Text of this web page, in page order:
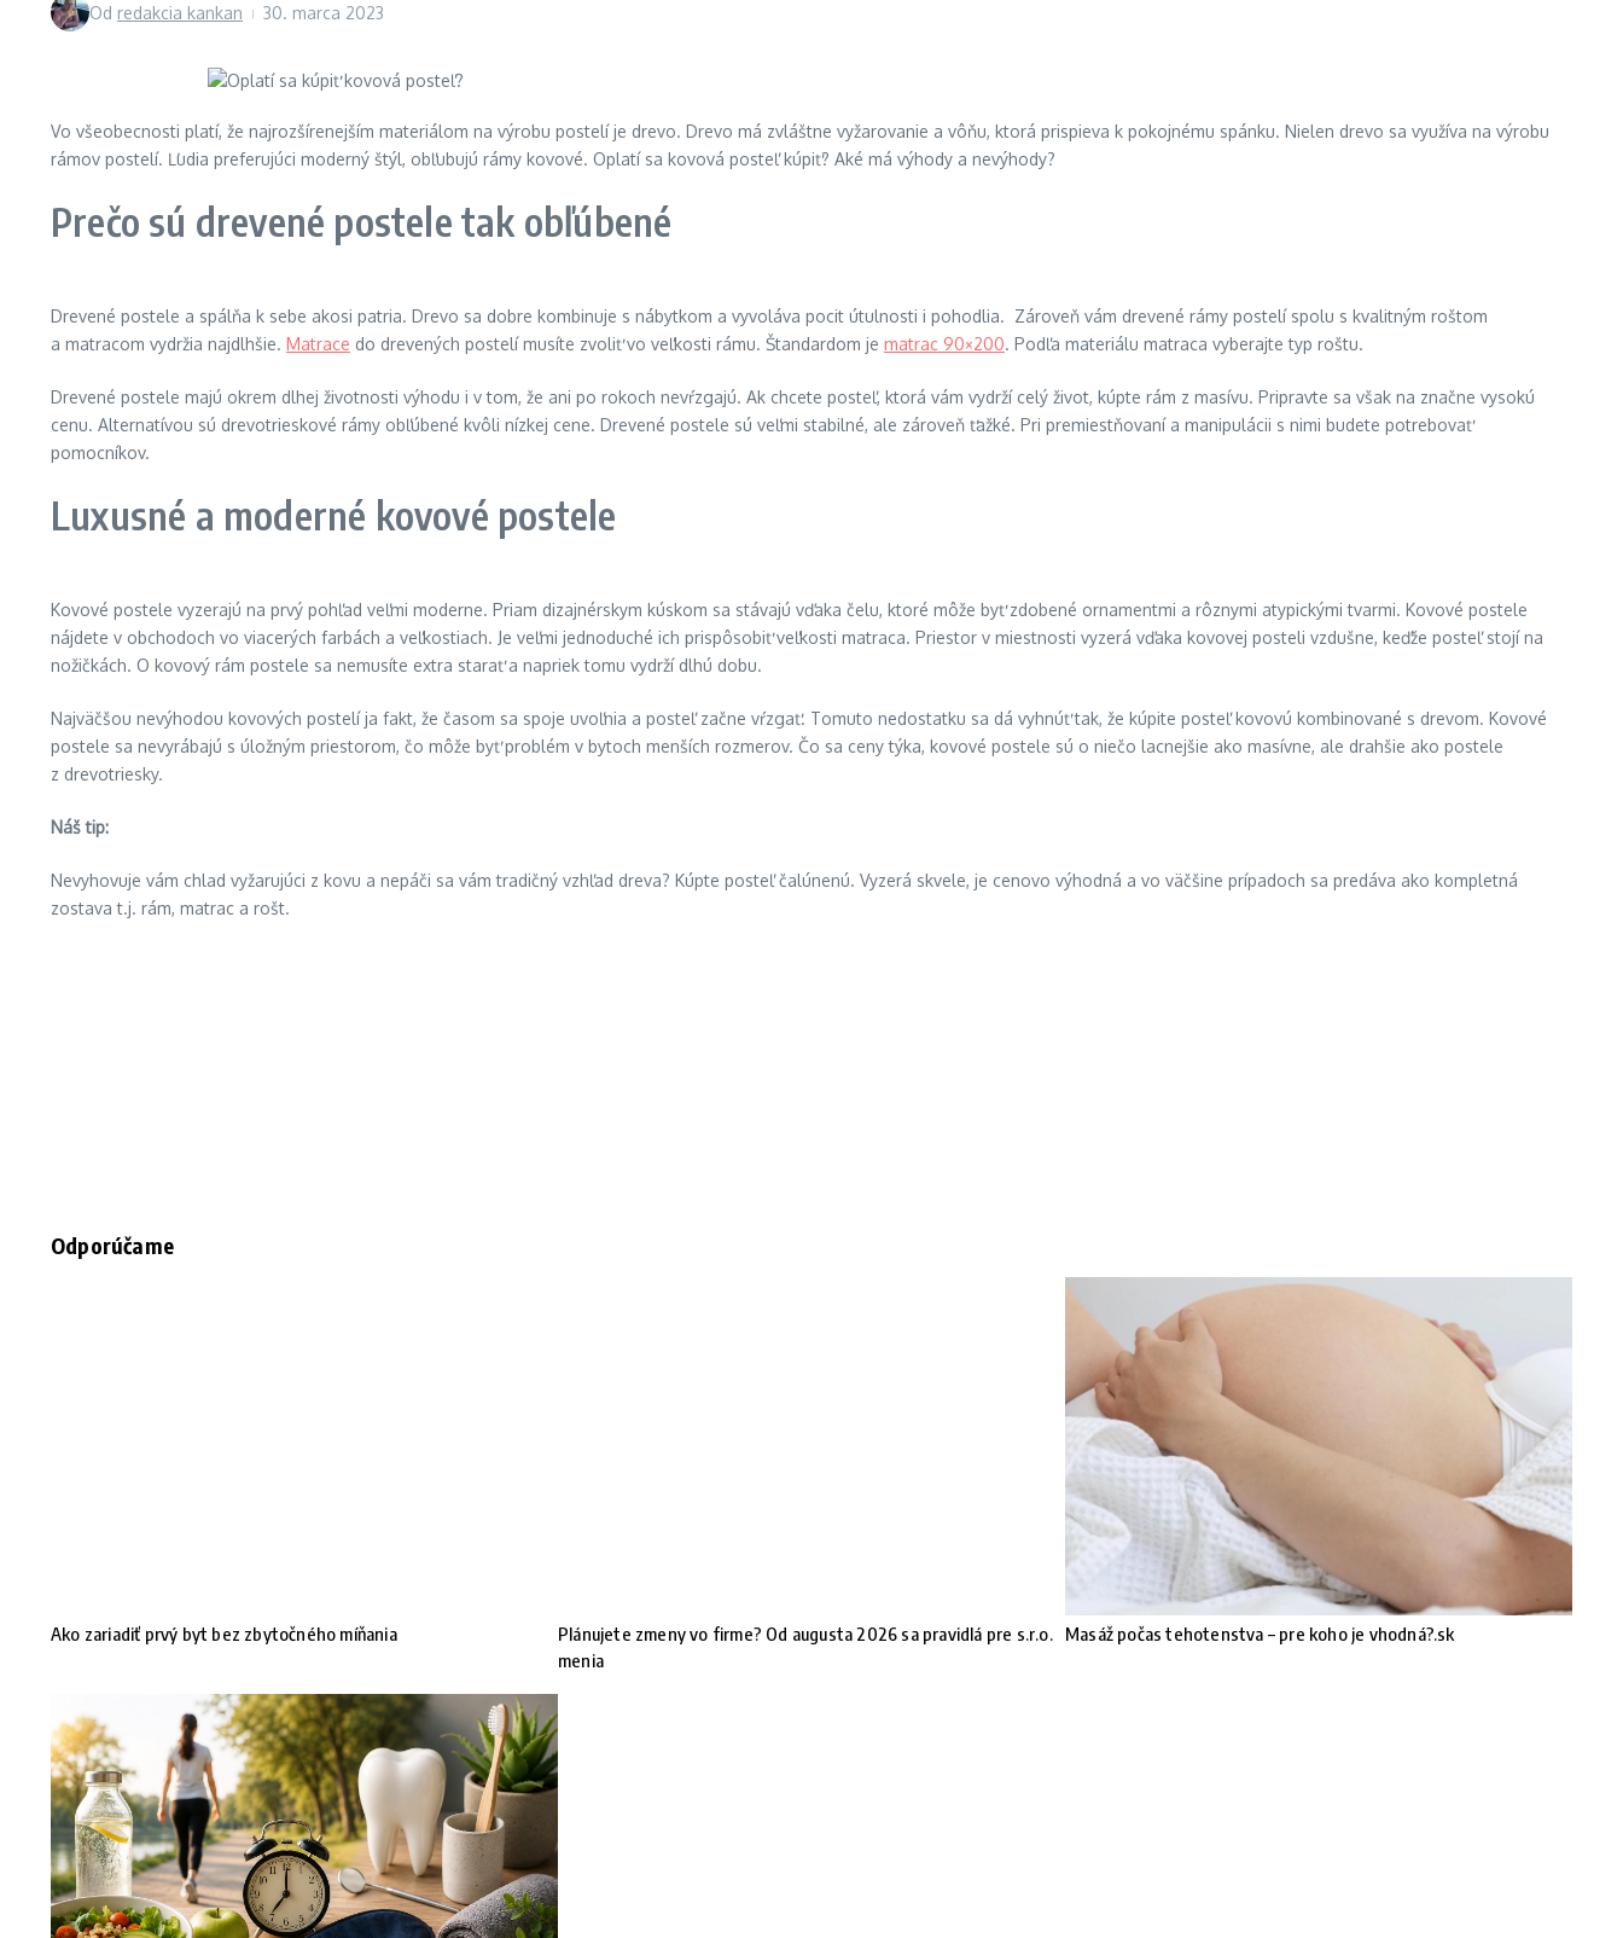
Od redakcia kankan 30. marca 2023
Vo všeobecnosti platí, že najrozšírenejším materiálom na výrobu postelí je drevo. Drevo má zvláštne vyžarovanie a vôňu, ktorá prispieva k pokojnému spánku. Nielen drevo sa využíva na výrobu
rámov postelí. Ľudia preferujúci moderný štýl, obľubujú rámy kovové. Oplatí sa kovová posteľ kúpiť? Aké má výhody a nevýhody?
Prečo sú drevené postele tak obľúbené
Drevené postele a spálňa k sebe akosi patria. Drevo sa dobre kombinuje s nábytkom a vyvoláva pocit útulnosti i pohodlia. Zároveň vám drevené rámy postelí spolu s kvalitným roštom
a matracom vydržia najdlhšie. Matrace do drevených postelí musíte zvoliť vo veľkosti rámu. Štandardom je matrac 90×200. Podľa materiálu matraca vyberajte typ roštu.
Drevené postele majú okrem dlhej životnosti výhodu i v tom, že ani po rokoch nevŕzgajú. Ak chcete posteľ, ktorá vám vydrží celý život, kúpte rám z masívu. Pripravte sa však na značne vysokú
cenu. Alternatívou sú drevotrieskové rámy obľúbené kvôli nízkej cene. Drevené postele sú veľmi stabilné, ale zároveň ťažké. Pri premiestňovaní a manipulácii s nimi budete potrebovať
pomocníkov.
Luxusné a moderné kovové postele
Kovové postele vyzerajú na prvý pohľad veľmi moderne. Priam dizajnérskym kúskom sa stávajú vďaka čelu, ktoré môže byť zdobené ornamentmi a rôznymi atypickými tvarmi. Kovové postele
nájdete v obchodoch vo viacerých farbách a veľkostiach. Je veľmi jednoduché ich prispôsobiť veľkosti matraca. Priestor v miestnosti vyzerá vďaka kovovej posteli vzdušne, keďže posteľ stojí na
nožičkách. O kovový rám postele sa nemusíte extra starať a napriek tomu vydrží dlhú dobu.
Najväčšou nevýhodou kovových postelí ja fakt, že časom sa spoje uvoľnia a posteľ začne vŕzgať. Tomuto nedostatku sa dá vyhnúť tak, že kúpite posteľ kovovú kombinované s drevom. Kovové
postele sa nevyrábajú s úložným priestorom, čo môže byť problém v bytoch menších rozmerov. Čo sa ceny týka, kovové postele sú o niečo lacnejšie ako masívne, ale drahšie ako postele
z drevotriesky.
Náš tip:
Nevyhovuje vám chlad vyžarujúci z kovu a nepáči sa vám tradičný vzhľad dreva? Kúpte posteľ čalúnenú. Vyzerá skvele, je cenovo výhodná a vo väčšine prípadoch sa predáva ako kompletná
zostava t.j. rám, matrac a rošt.
Odporúčame
Ako zariadiť prvý byt bez zbytočného míňania
Plánujete zmeny vo firme? Od augusta 2026 sa pravidlá pre s.r.o.
menia
Masáž počas tehotenstva – pre koho je vhodná?.sk